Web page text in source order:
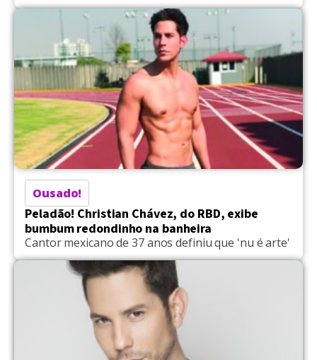
Ousado!
Peladão! Christian Chávez, do RBD, exibe
bumbum redondinho na banheira
Cantor mexicano de 37 anos definiu que 'nu é arte'